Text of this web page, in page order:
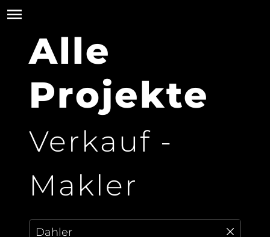
Alle
Projekte
Verkauf -
Makler